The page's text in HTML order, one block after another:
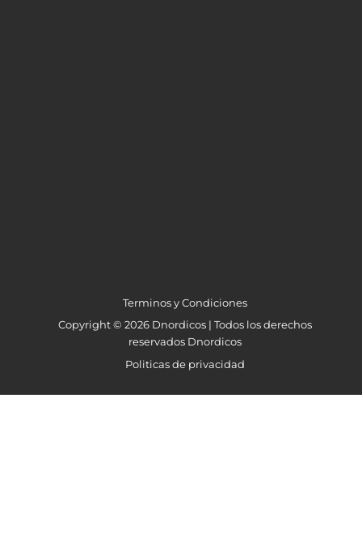
Terminos y Condiciones
Copyright © 2026 Dnordicos | Todos los derechos
reservados Dnordicos
Politicas de privacidad